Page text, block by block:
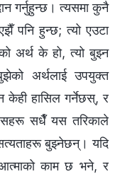
गर्नुहुन्छ। त्यसमा कुनै
पनि हुन्छ; त्यो एउटा
अर्थ के हो, त्यो बुझ्न
अर्थलाई उपयुक्त
केही हासिल गर्नेछस्, र
सधैँ यस तरिकाले
बुझ्नेछन्। यदि
काम छ भने, र